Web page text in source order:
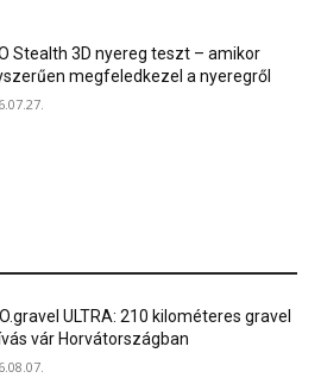
Stealth 3D nyereg teszt – amikor
megfeledkezel a nyeregről
ULTRA: 210 kilométeres gravel
vár Horvátországban